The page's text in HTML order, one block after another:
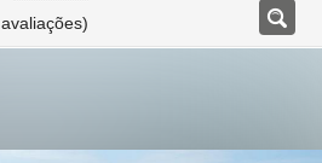
avaliações)